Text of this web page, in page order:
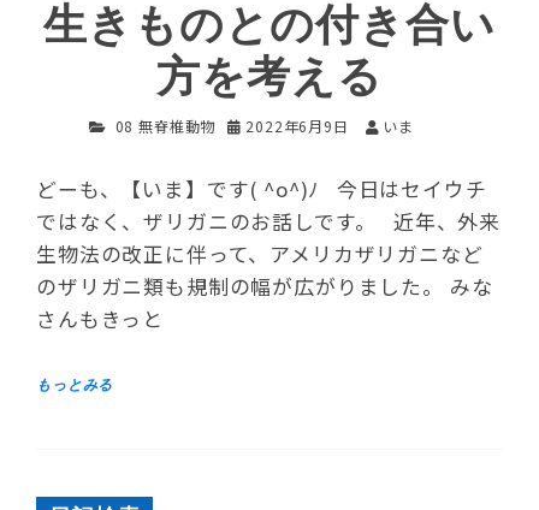
生きものとの付き合い
方を考える
08 無脊椎動物 2022年6月9日 いま
どーも、【いま】です( ^o^)ﾉ 今日はセイウチ
ではなく、ザリガニのお話しです。 近年、外来
生物法の改正に伴って、アメリカザリガニなど
のザリガニ類も規制の幅が広がりました。 みな
さんもきっと